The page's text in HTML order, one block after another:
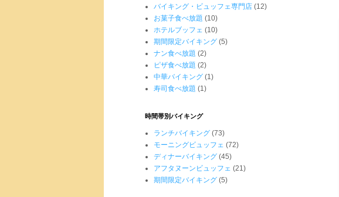
バイキング・ビュッフェ専門店 (12)
お菓子食べ放題 (10)
ホテルブッフェ (10)
期間限定バイキング (5)
ナン食べ放題 (2)
ピザ食べ放題 (2)
中華バイキング (1)
寿司食べ放題 (1)
時間帯別バイキング
ランチバイキング (73)
モーニングビュッフェ (72)
ディナーバイキング (45)
アフタヌーンビュッフェ (21)
期間限定バイキング (5)